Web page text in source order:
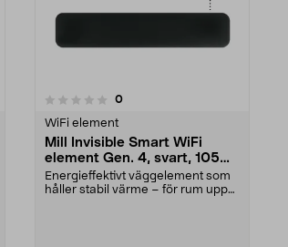
0recensioner
WiFi element
Mill Invisible Smart WiFi
element Gen. 4, svart, 1050
W
Energieffektivt väggelement som
håller stabil värme – för rum upp